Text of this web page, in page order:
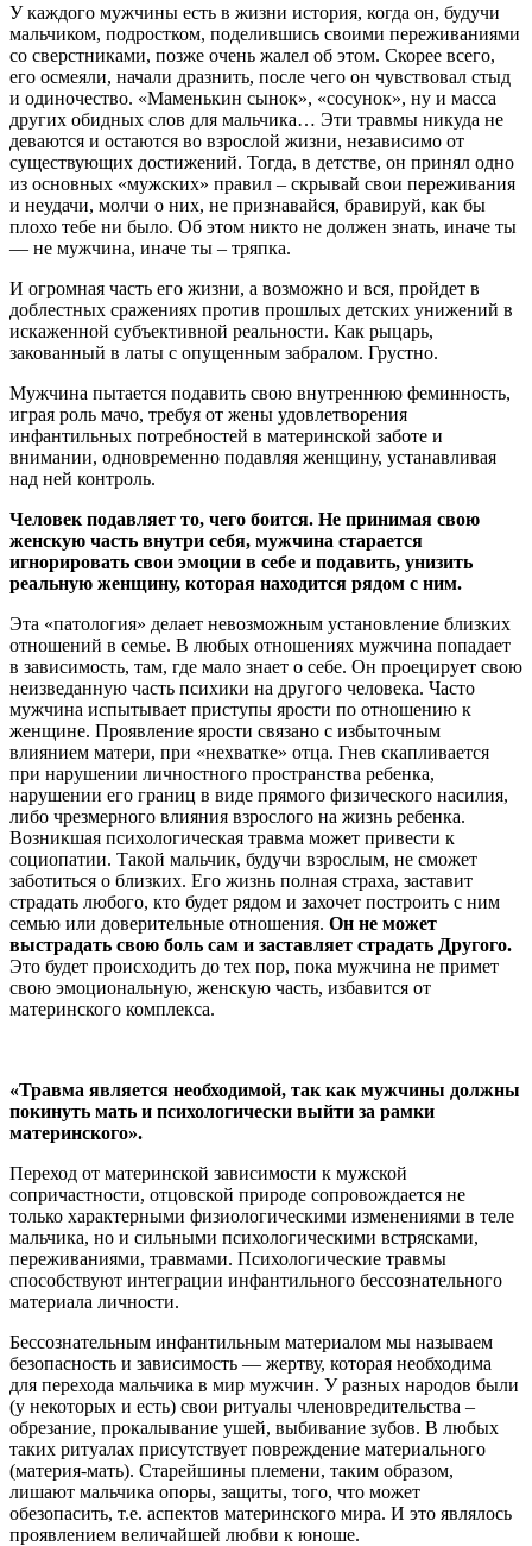
У каждого мужчины есть в жизни история, когда он, будучи
мальчиком, подростком, поделившись своими переживаниями
со сверстниками, позже очень жалел об этом. Скорее всего,
его осмеяли, начали дразнить, после чего он чувствовал стыд
и одиночество. «Маменькин сынок», «сосунок», ну и масса
других обидных слов для мальчика… Эти травмы никуда не
деваются и остаются во взрослой жизни, независимо от
существующих достижений. Тогда, в детстве, он принял одно
из основных «мужских» правил – скрывай свои переживания
и неудачи, молчи о них, не признавайся, бравируй, как бы
плохо тебе ни было. Об этом никто не должен знать, иначе ты
— не мужчина, иначе ты – тряпка.
И огромная часть его жизни, а возможно и вся, пройдет в
доблестных сражениях против прошлых детских унижений в
искаженной субъективной реальности. Как рыцарь,
закованный в латы с опущенным забралом. Грустно.
Мужчина пытается подавить свою внутреннюю феминность,
играя роль мачо, требуя от жены удовлетворения
инфантильных потребностей в материнской заботе и
внимании, одновременно подавляя женщину, устанавливая
над ней контроль.
Человек подавляет то, чего боится. Не принимая свою
женскую часть внутри себя, мужчина старается
игнорировать свои эмоции в себе и подавить, унизить
реальную женщину, которая находится рядом с ним.
Эта «патология» делает невозможным установление близких
отношений в семье. В любых отношениях мужчина попадает
в зависимость, там, где мало знает о себе. Он проецирует свою
неизведанную часть психики на другого человека. Часто
мужчина испытывает приступы ярости по отношению к
женщине. Проявление ярости связано с избыточным
влиянием матери, при «нехватке» отца. Гнев скапливается
при нарушении личностного пространства ребенка,
нарушении его границ в виде прямого физического насилия,
либо чрезмерного влияния взрослого на жизнь ребенка.
Возникшая психологическая травма может привести к
социопатии. Такой мальчик, будучи взрослым, не сможет
заботиться о близких. Его жизнь полная страха, заставит
страдать любого, кто будет рядом и захочет построить с ним
семью или доверительные отношения. Он не может
выстрадать свою боль сам и заставляет страдать Другого.
Это будет происходить до тех пор, пока мужчина не примет
свою эмоциональную, женскую часть, избавится от
материнского комплекса.
«Травма является необходимой, так как мужчины должны
покинуть мать и психологически выйти за рамки
материнского».
Переход от материнской зависимости к мужской
сопричастности, отцовской природе сопровождается не
только характерными физиологическими изменениями в теле
мальчика, но и сильными психологическими встрясками,
переживаниями, травмами. Психологические травмы
способствуют интеграции инфантильного бессознательного
материала личности.
Бессознательным инфантильным материалом мы называем
безопасность и зависимость — жертву, которая необходима
для перехода мальчика в мир мужчин. У разных народов были
(у некоторых и есть) свои ритуалы членовредительства –
обрезание, прокалывание ушей, выбивание зубов. В любых
таких ритуалах присутствует повреждение материального
(материя-мать). Старейшины племени, таким образом,
лишают мальчика опоры, защиты, того, что может
обезопасить, т.е. аспектов материнского мира. И это являлось
проявлением величайшей любви к юноше.